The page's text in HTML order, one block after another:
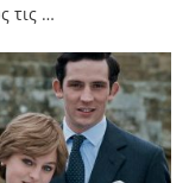
τις …